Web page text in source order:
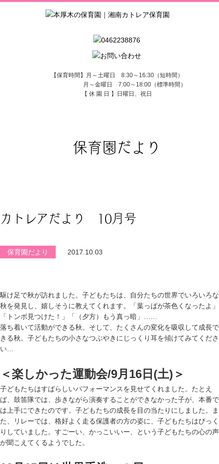
【保育時間】月～土曜日 8:30～16:30（短時間）
月～金曜日 7:00～18:00（標準時間）
【 休 園 日 】日曜日、祝日
保育園だより
カトレアだより 10月号
保育園だより 2017.10.03
駆け足で秋が訪れました。子どもたちは、自分たちの世界でいろいろな
秋を発見し、嬉しそうに教えてくれます。「葉っぱが茶色くなったよ」
「トンボ見つけた！」「（夕方）もう真っ暗」……
落ち着いて活動ができる秋。そして、たくさんの変化を吸収して成長で
きる秋。子どもたちの小さなつぶやきにじっくり耳を傾けてみてくださ
い…
＜楽しかった運動会/9月16日(土)＞
子どもたちはすばらしいパフォーマンスを見せてくれました。たとえ
ば、鼓笛隊では、歩きながら演奏することができなかった子が、本番で
は上手にできたのです。子どもたちの成長を目の当たりにしました。ま
た、リレーでは、格好よく走る保護者の方の姿に、子どもたちはびっく
りしていました。すごーい、かっこいいー、という子どもたちの心の声
が聞こえてくるようでした。